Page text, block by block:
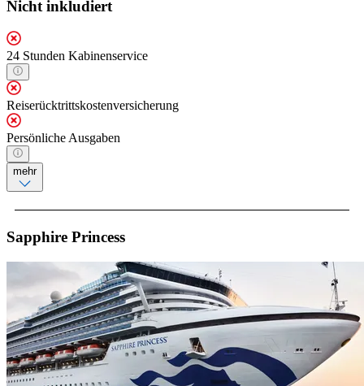
Nicht inkludiert
24 Stunden Kabinenservice
Reiserücktrittskostenversicherung
Persönliche Ausgaben
mehr
Sapphire Princess